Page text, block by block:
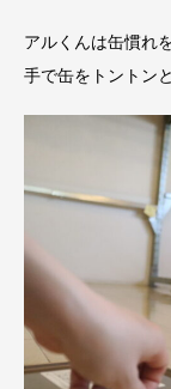
アルくんは缶慣れ
手で缶をトントン